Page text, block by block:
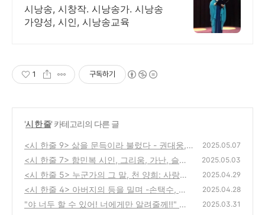
시낭송, 시창작. 시낭송가. 시낭송
가양성, 시인, 시낭송교육
1 구독하기
'시 한 줄' 카테고리의 다른 글
<시 한줄 9> 삶을 문득이라 불렀다 - 권대웅,
불수의근의 감정의 조각들
(1)
2025.05.07
<시 한줄 7> 함민복 시인, 그리움, 가난, 슬픔,
그리고 자조적인 웃음소리, 낮은 곳을 향한 시
의 윤리, 긍정적인밥, 소스라치다, 섣달그믐,
선천성그리움
2025.05.03
<시 한줄 5> 누군가의 그 말, 천 양희: 사랑하
는 사람의 심장 무게는? 두근 두근,
(0)
2025.04.29
<시 한줄 4> 아버지의 등을 밀며 -손택수, 징
하도록 애절한 사부곡 (思父曲)
(2)
2025.04.28
"야 너두 할 수 있어! 너에게만 알려줄께!!" 알
2025.03.31